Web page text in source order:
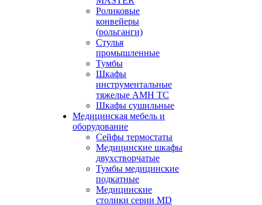
Роликовые
конвейеры
(рольганги)
Стулья
промышленные
Тумбы
Шкафы
инструментальные
тяжелые АМН ТС
Шкафы сушильные
Медицинская мебель и
оборудование
Сейфы термостаты
Медицинские шкафы
двухстворчатые
Тумбы медицинские
подкатные
Медицинские
столики серии MD